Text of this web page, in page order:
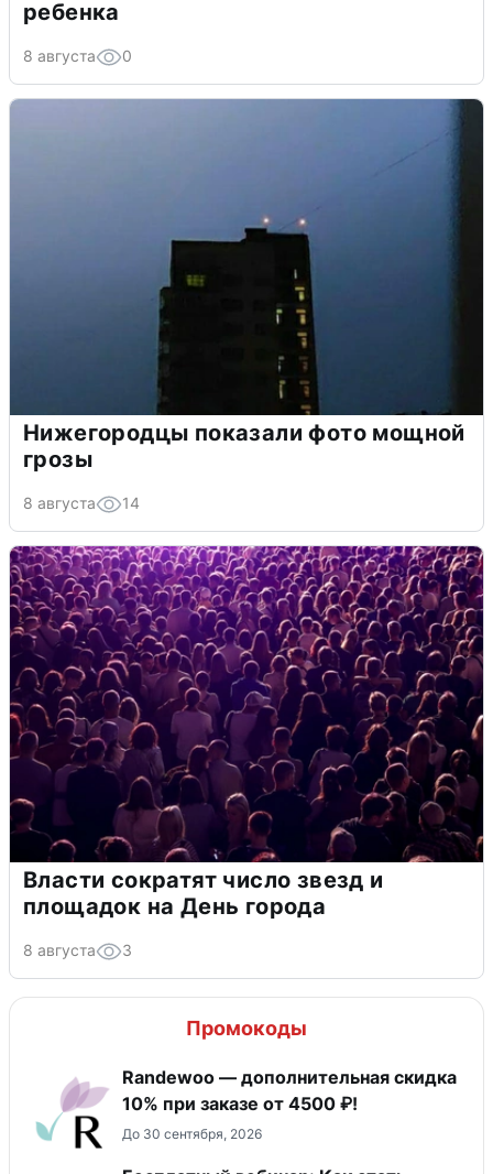
ребенка
8 августа 0
Нижегородцы показали фото мощной
грозы
8 августа 14
Власти сократят число звезд и
площадок на День города
8 августа 3
Промокоды
Randewoo — дополнительная скидка
10% при заказе от 4500 ₽!
До 30 сентября, 2026